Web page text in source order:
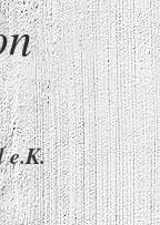
e.K.